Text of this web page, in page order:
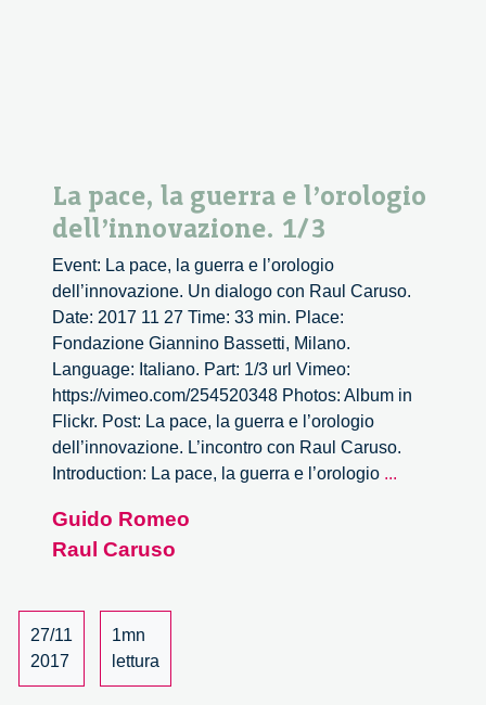
La pace, la guerra e l’orologio
dell’innovazione. 1/3
Event: La pace, la guerra e l’orologio
dell’innovazione. Un dialogo con Raul Caruso.
Date: 2017 11 27 Time: 33 min. Place:
Fondazione Giannino Bassetti, Milano.
Language: Italiano. Part: 1/3 url Vimeo:
https://vimeo.com/254520348 Photos: Album in
Flickr. Post: La pace, la guerra e l’orologio
dell’innovazione. L’incontro con Raul Caruso.
Introduction: La pace, la guerra e l’orologio ...
Guido Romeo
Raul Caruso
27/11
2017
1mn
lettura